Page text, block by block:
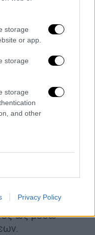
storage
or app.
storage
storage
and other
Privacy Policy
και
είτε τους
ότι
άμεσης
τους
να
πρόσωπο το
τροχαίο
συλληφθέντων
ένα τσιγάρο
1.000 ευρώ και
που
ως μέσω